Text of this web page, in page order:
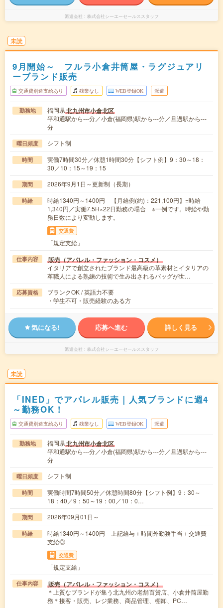
派遣会社 株式会社シーエーセールススタッフ
未読
9月開始～ フルラ小倉井筒屋・ラグジュアリ
ーブランド販売
交通費別途支給あり 残業なし WEB登録OK 派遣
勤務地 福岡県北九州市小倉北区
平和通駅から---分／小倉(福岡県)駅から---分／旦過駅から---
分
曜日頻度 シフト制
時間
実働7時間30分／休憩1時間30分【シフト例】9：30～18：
30／10：15～19：15
期間 2026年9月1日～更新制（長期）
時給
時給1340円～1400円 【月給例(約)：221,100円】=時給
1,340円／実働7.5H×22日勤務の場合 ※一例です。時給や勤
務日数により変動します。
交通費
「規定支給」
仕事内容 販売（アパレル・ファッション・コスメ）
イタリアで創立されたブランド最高級の革素材とイタリアの
革職人による熟練の技術で生み出されるバッグが世…
応募資格
ブランクOK / 英語力不要
・学生不可・販売経験のある方
気になる! 応募へ進む 詳しく見る
派遣会社 株式会社シーエーセールススタッフ
未読
「INED」でアパレル販売｜人気ブランドに週4
～勤務OK！
交通費別途支給あり 残業なし WEB登録OK 派遣
勤務地 福岡県北九州市小倉北区
平和通駅から---分／小倉(福岡県)駅から---分／旦過駅から---
分
曜日頻度 シフト制
時間
実働時間7時間50分／休憩時間80分【シフト例】9：30～
18：40／9：50～19：00／10：0…
期間 2026年09月01日～
時給
時給1340円～1400円 上記給与＋時間外勤務手当＋交通費
支給◎
交通費
「規定支給」
仕事内容 販売（アパレル・ファッション・コスメ）
＊上質なブランドが集う北九州の老舗百貨店、小倉井筒屋勤
務＊接客・販売、レジ業務、商品管理、棚卸、PC…